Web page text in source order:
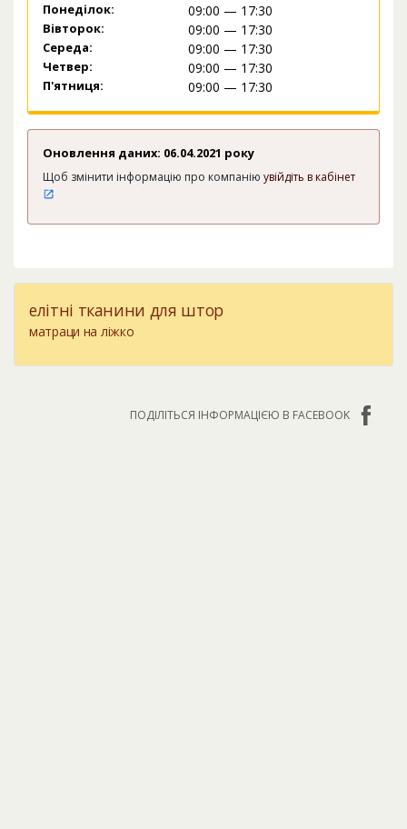
Понеділок: 09:00 — 17:30
Вівторок: 09:00 — 17:30
Середа: 09:00 — 17:30
Четвер: 09:00 — 17:30
П'ятниця: 09:00 — 17:30
Оновлення даних: 06.04.2021 року
Щоб змінити інформацію про компанію увійдіть в кабінет
елітні тканини для штор
матраци на ліжко
ПОДІЛІТЬСЯ ІНФОРМАЦІЄЮ В FACEBOOK